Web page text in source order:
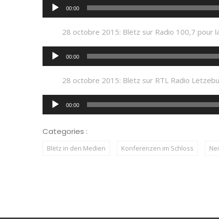
Audio-
Player
00:00
28 octobre 2015: Blëtz sur Radio 100,7 pour
Audio-
Player
00:00
28 octobre 2015: Blëtz sur RTL Radio
Audio-
Player
00:00
Categories :
Blëtz in den Medien Konferenzen im Schloss